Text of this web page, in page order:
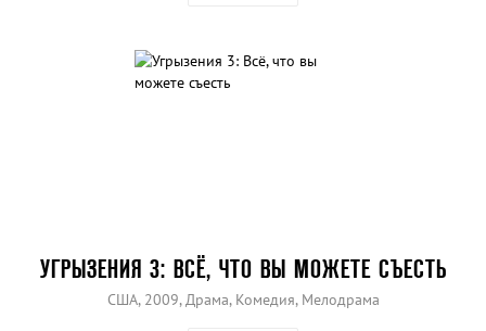
УГРЫЗЕНИЯ 3: ВСЁ, ЧТО ВЫ МОЖЕТЕ СЪЕСТЬ
США, 2009, Драма, Комедия, Мелодрама